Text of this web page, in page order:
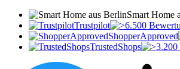
Smart Home
Trustpilot
ShopperApproved
TrustedShops